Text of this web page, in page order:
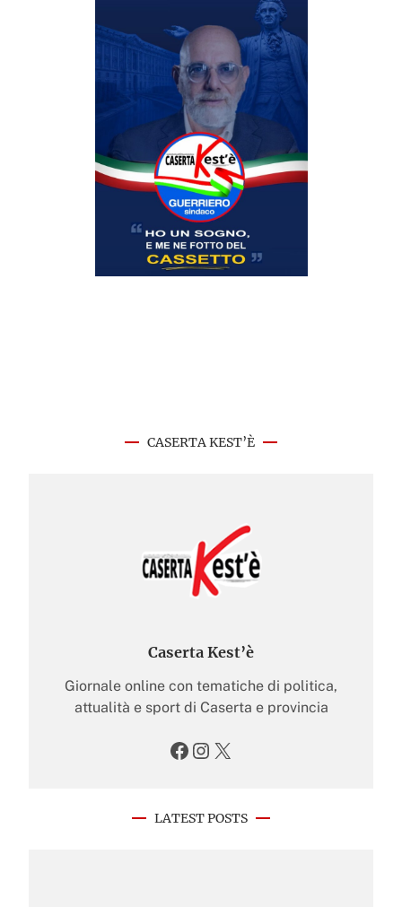
CASERTA KEST’È
Caserta Kest’è
Giornale online con tematiche di politica,
attualità e sport di Caserta e provincia
Facebook Instagram X
LATEST POSTS